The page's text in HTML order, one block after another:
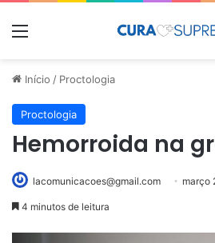
Menu
Início / Proctologia
Proctologia
Hemorroida na
lacomunicacoes@gmail.com março
4 minutos de leitura